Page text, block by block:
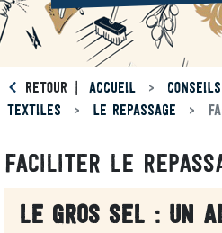
RETOUR ACCUEIL
TEXTILES
LE REPASSAGE
FACILITER LE
LE GROS SEL : UN